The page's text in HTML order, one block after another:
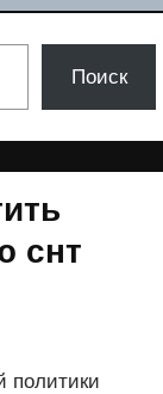
Поиск
снт
политики